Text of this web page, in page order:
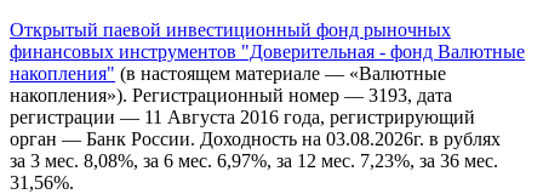
Открытый паевой инвестиционный фонд рыночных
финансовых инструментов "Доверительная - фонд Валютные
накопления" (в настоящем материале — «Валютные
накопления»). Регистрационный номер — 3193, дата
регистрации — 11 Августа 2016 года, регистрирующий
орган — Банк России. Доходность на 03.08.2026г. в рублях
за 3 мес. 8,08%, за 6 мес. 6,97%, за 12 мес. 7,23%, за 36 мес.
31,56%.